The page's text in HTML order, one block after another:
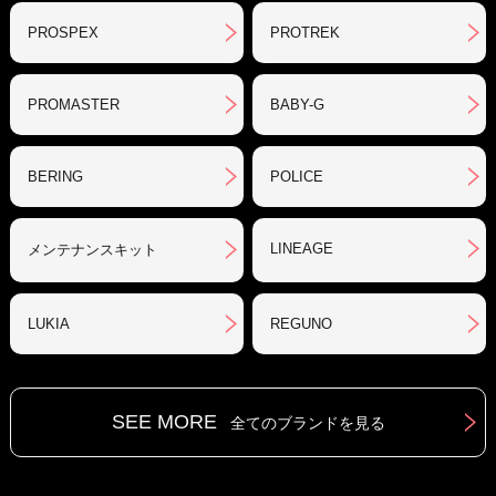
PROSPEX PROTREK
PROMASTER BABY-G
BERING POLICE
メンテナンスキット LINEAGE
LUKIA REGUNO
SEE MORE 全てのブランドを見る